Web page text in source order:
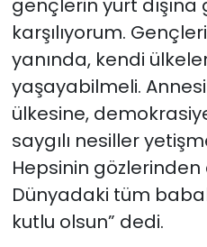
gençlerin yurt
karşılıyorum.
yanında, kendi
yaşayabilmeli.
ülkesine,
saygılı nesiller
Hepsinin
Dünyadaki tüm
kutlu olsun” dedi.